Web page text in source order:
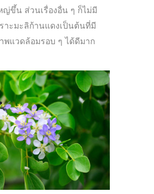
ขึ้น ส่วนเรื่องอื่น ๆ ก็ไม่มี
าะมะลิก้านแดงเป็นต้นที่มี
แวดล้อมรอบ ๆ ได้ดีมาก